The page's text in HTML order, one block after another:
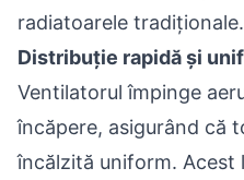
radiatoarele tradiționale.
Distribuție rapidă și
Ventilatorul împinge
încăpere, asigurând că
încălzită uniform. Acest